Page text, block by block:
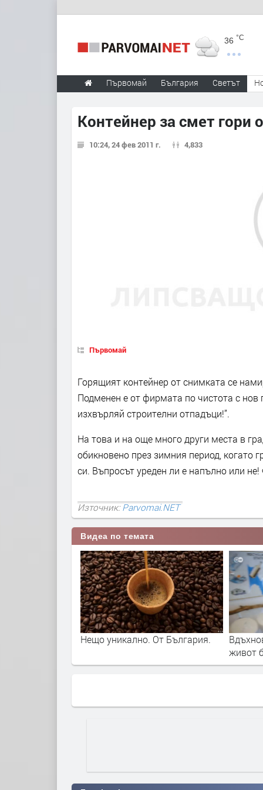
36 °C
Първомай България Светът
Контейнер за смет гори
10:24, 24 фев 2011 г. 4,833
Първомай
Горящият контейнер от снимката се
Подменен е от фирмата по чистота с нов
изхвърляй строителни отпадъци!”.
На това и на още много други места в
обикновено през зимния период, когато
си. Въпросът уреден ли е напълно или
Източник:Parvomai.NET
Видеа по темата
Вдъхновяващо от България:
Защо